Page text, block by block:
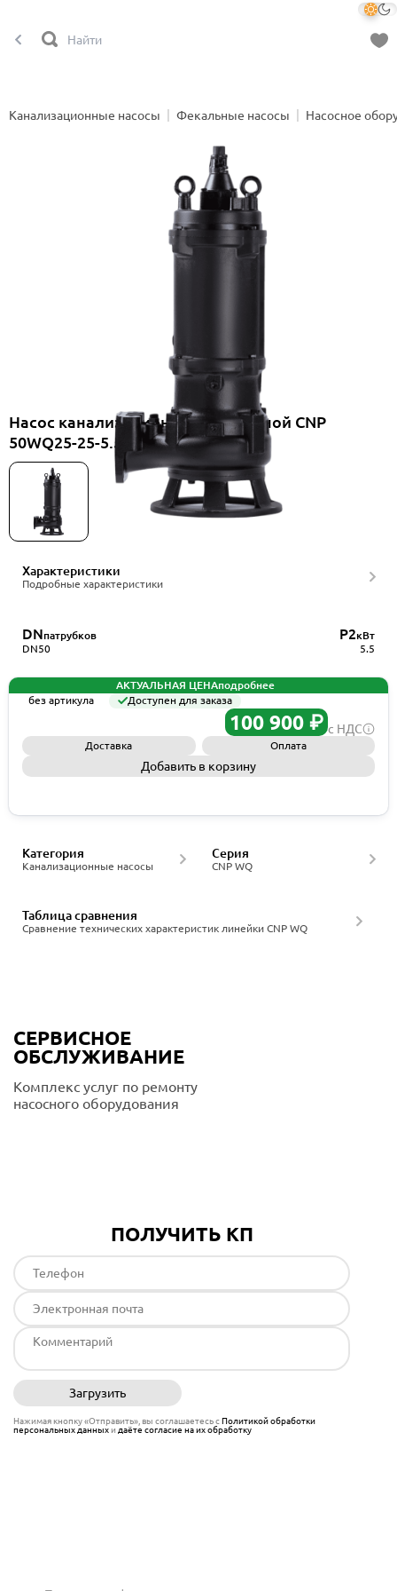
Канализационные насосы Фекальные насосы Насосное
Насос канализационный погружной CNP
50WQ25-25-5.5AC(I)+TOS-50
Характеристики
Подробные характеристики
DNпатрубков
DN50
P2кВт
5.5
АКТУАЛЬНАЯ ЦЕНАподробнее
без артикула
Доступен для заказа
100 900 ₽ с НДС
Доставка Оплата
Добавить в корзину
Канализационные насосы
Категория
CNP WQ
Серия
Сравнение технических характеристик линейки CNP WQ
Таблица сравнения
СЕРВИСНОЕ
ОБСЛУЖИВАНИЕ
Комплекс услуг по ремонту
насосного оборудования
ПОЛУЧИТЬ КП
Загрузить
Нажимая кнопку «Отправить», вы соглашаетесь сПолитикой обработки
персональных данныхи даёте согласие на их обработку